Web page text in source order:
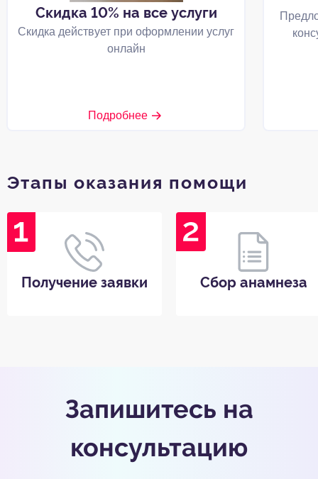
Скидка 10% на все услуги
Скидка действует при оформлении услуг
онлайн
Подробнее
Этапы оказания помощи
Получение заявки Сбор анамнеза
Запишитесь на
консультацию